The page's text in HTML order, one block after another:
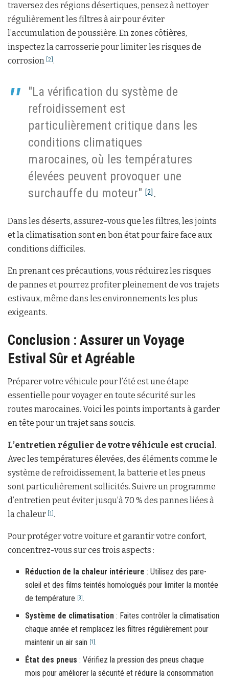
traversez des régions désertiques, pensez à nettoyer
régulièrement les filtres à air pour éviter
l’accumulation de poussière. En zones côtières,
inspectez la carrosserie pour limiter les risques de
corrosion [2] .
"La vérification du système de
refroidissement est
particulièrement critique dans les
conditions climatiques
marocaines, où les températures
élevées peuvent provoquer une
surchauffe du moteur" [2] .
Dans les déserts, assurez-vous que les filtres, les joints
et la climatisation sont en bon état pour faire face aux
conditions difficiles.
En prenant ces précautions, vous réduirez les risques
de pannes et pourrez profiter pleinement de vos trajets
estivaux, même dans les environnements les plus
exigeants.
Conclusion : Assurer un Voyage
Estival Sûr et Agréable
Préparer votre véhicule pour l’été est une étape
essentielle pour voyager en toute sécurité sur les
routes marocaines. Voici les points importants à garder
en tête pour un trajet sans soucis.
L’entretien régulier de votre véhicule est crucial.
Avec les températures élevées, des éléments comme le
système de refroidissement, la batterie et les pneus
sont particulièrement sollicités. Suivre un programme
d’entretien peut éviter jusqu’à 70 % des pannes liées à
la chaleur [1] .
Pour protéger votre voiture et garantir votre confort,
concentrez-vous sur ces trois aspects :
Réduction de la chaleur intérieure : Utilisez des pare-
soleil et des films teintés homologués pour limiter la montée
de température
[3] .
Système de climatisation : Faites contrôler la climatisation
chaque année et remplacez les filtres régulièrement pour
maintenir un air sain
[1] .
État des pneus : Vérifiez la pression des pneus chaque
mois pour améliorer la sécurité et réduire la consommation